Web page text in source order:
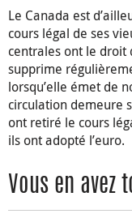
Le Canada est
cours légal de ses
centrales ont le droit
supprime
lorsqu’elle émet de
circulation demeure
ont retiré le cours
ils ont adopté l’euro.
Vous en avez